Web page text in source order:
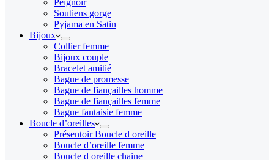
Peignoir
Soutiens gorge
Pyjama en Satin
Bijoux
Collier femme
Bijoux couple
Bracelet amitié
Bague de promesse
Bague de fiançailles homme
Bague de fiançailles femme
Bague fantaisie femme
Boucle d’oreilles
Présentoir Boucle d oreille
Boucle d’oreille femme
Boucle d oreille chaine